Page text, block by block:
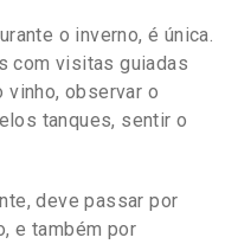
o inverno, é única.
com visitas guiadas
vinho, observar o
tanques, sentir o
deve passar por
e também por